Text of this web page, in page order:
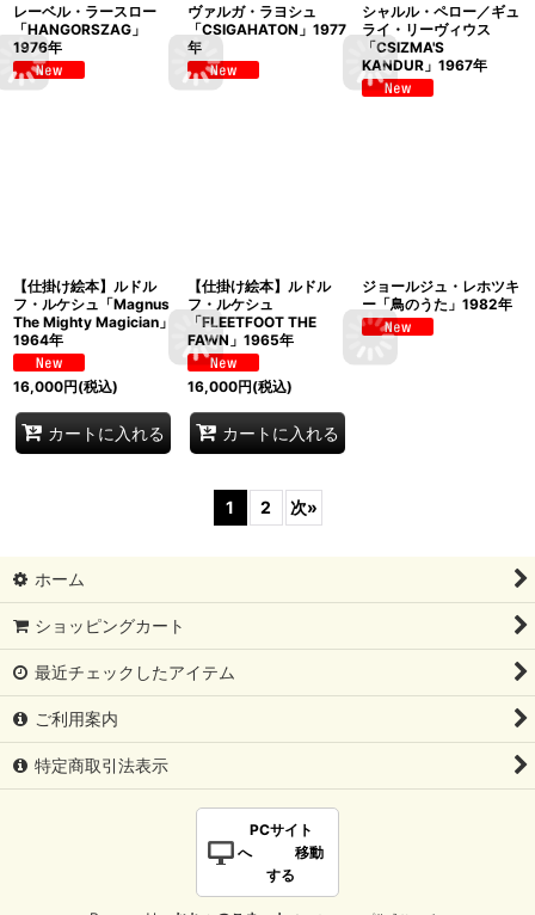
レーベル・ラースロー
「HANGORSZAG」
1976年
ヴァルガ・ラヨシュ
「CSIGAHATON」1977
年
シャルル・ペロー／ギュ
ライ・リーヴィウス
「CSIZMA'S
KANDUR」1967年
【仕掛け絵本】ルドル
フ・ルケシュ「Magnus
The Mighty Magician」
1964年
16,000円(税込)
カートに入れる
【仕掛け絵本】ルドル
フ・ルケシュ
「FLEETFOOT THE
FAWN」1965年
16,000円(税込)
カートに入れる
ジョールジュ・レホツキ
ー「鳥のうた」1982年
1 2 次»
ホーム
ショッピングカート
最近チェックしたアイテム
ご利用案内
特定商取引法表示
PCサイト
へ 移動
する